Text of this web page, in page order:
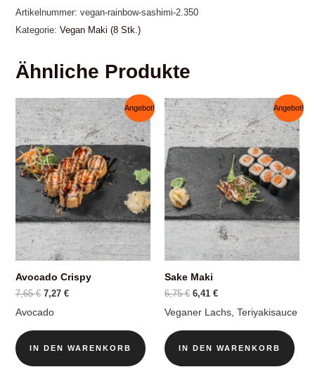
Sashimi
Menge
Artikelnummer: vegan-rainbow-sashimi-2.350
Kategorie: Vegan Maki (8 Stk.)
Ähnliche Produkte
Angebot!
Avocado Crispy
7,65€ Ursprünglicher
war:
7,27 €Aktueller
Avocado
IN DEN WARENKORB
Angebot!
Sake Maki
6,75€ Ursprünglicher
war:
6,41 €Aktueller
ist:
Veganer Lachs, Teriyakisauce
IN DEN WARENKORB